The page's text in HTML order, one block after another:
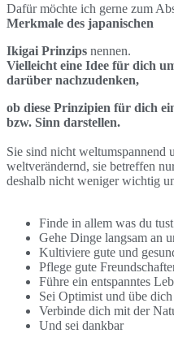
Dafür möchte ich gerne zum
Merkmale des japanischen
Ikigai Prinzips nennen.
Vielleicht eine Idee für dich
darüber nachzudenken,
ob diese Prinzipien für dich
bzw. Sinn darstellen.
Sie sind nicht weltumspannend
weltverändernd, sie betreffen
deshalb nicht weniger wichtig
Finde in allem was du
Gehe Dinge langsam an
Kultiviere gute und
Pflege gute
Führe ein entspanntes
Sei Optimist und übe
Verbinde dich mit der
Und sei dankbar